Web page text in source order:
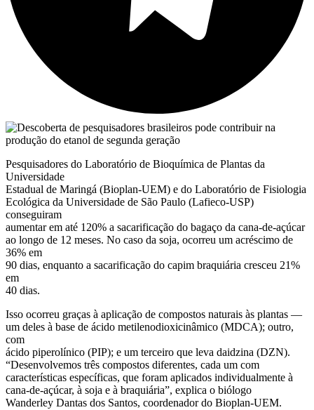
Pesquisadores do Laboratório de Bioquímica de Plantas da
Universidade
Estadual de Maringá (Bioplan-UEM) e do Laboratório de Fisiologia
Ecológica da Universidade de São Paulo (Lafieco-USP)
conseguiram
aumentar em até 120% a sacarificação do bagaço da cana-de-açúcar
ao longo de 12 meses. No caso da soja, ocorreu um acréscimo de
36% em
90 dias, enquanto a sacarificação do capim braquiária cresceu 21%
em
40 dias.
Isso ocorreu graças à aplicação de compostos naturais às plantas —
um deles à base de ácido metilenodioxicinâmico (MDCA); outro,
com
ácido piperolínico (PIP); e um terceiro que leva daidzina (DZN).
“Desenvolvemos três compostos diferentes, cada um com
características específicas, que foram aplicados individualmente à
cana-de-açúcar, à soja e à braquiária”, explica o biólogo
Wanderley Dantas dos Santos, coordenador do Bioplan-UEM.